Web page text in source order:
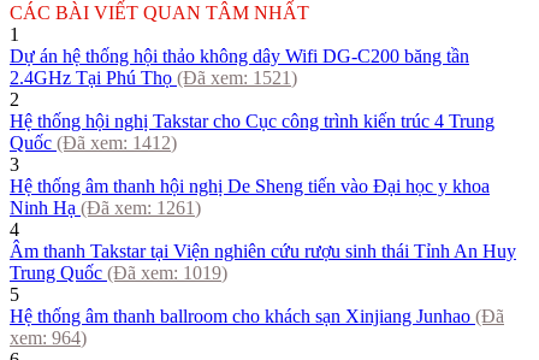
CÁC BÀI VIẾT QUAN TÂM NHẤT
1
Dự án hệ thống hội thảo không dây Wifi DG-C200 băng tần
2.4GHz Tại Phú Thọ (Đã xem: 1521)
2
Hệ thống hội nghị Takstar cho Cục công trình kiến trúc 4 Trung
Quốc (Đã xem: 1412)
3
Hệ thống âm thanh hội nghị De Sheng tiến vào Đại học y khoa
Ninh Hạ (Đã xem: 1261)
4
Âm thanh Takstar tại Viện nghiên cứu rượu sinh thái Tỉnh An Huy
Trung Quốc (Đã xem: 1019)
5
Hệ thống âm thanh ballroom cho khách sạn Xinjiang Junhao (Đã
xem: 964)